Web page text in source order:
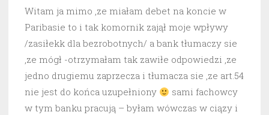
Witam ja mimo ,ze miałam debet na koncie w
Paribasie to i tak komornik zajął moje wpływy
/zasiłekk dla bezrobotnych/ a bank tłumaczy sie
,ze mógł -otrzymałam tak zawiłe odpowiedzi ,ze
jedno drugiemu zaprzecza i tłumacza sie ,ze art.54
nie jest do końca uzupełniony
sami fachowcy
w tym banku pracują – byłam wówczas w ciązy i